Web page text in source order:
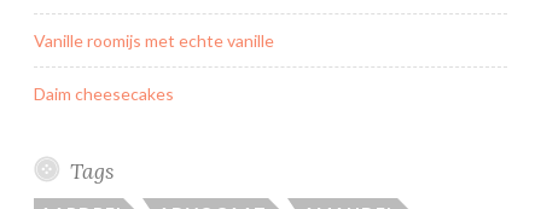
n
o
e
Vanille roomijs met echte vanille
Daim cheesecakes
Tags